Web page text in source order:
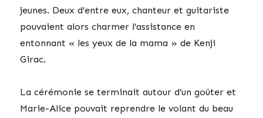
jeunes. Deux d’entre eux, chanteur et guitariste
pouvaient alors charmer l’assistance en
entonnant « les yeux de la mama » de Kenji
Girac.
La cérémonie se terminait autour d’un goûter et
Marie-Alice pouvait reprendre le volant du beau